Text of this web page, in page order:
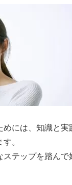
には、知識と実
。
ステップを踏んで